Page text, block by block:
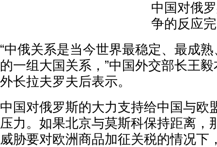
中国对俄
争的反应
“中俄关系是当今世界最稳定、最成
的一组大国关系，”中国外交部长王
外长拉夫罗夫后表示。
中国对俄罗斯的大力支持给中国与欧
压力。如果北京与莫斯科保持距离，
威胁要对欧洲商品加征关税的情况下